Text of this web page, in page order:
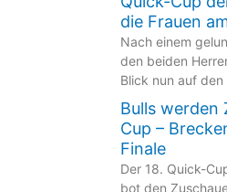
die Frauen
Nach einem
den beiden
Blick nun auf den
Bulls werden
Cup –
Finale
Der 18. Quick-
bot den